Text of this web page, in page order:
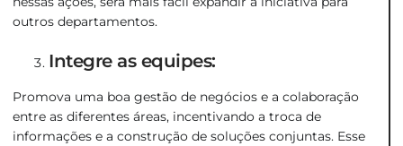
outros departamentos.
Integre as equipes:
Promova uma boa gestão de negócios e a colaboração
entre as diferentes áreas, incentivando a troca de
informações e a construção de soluções conjuntas. Esse